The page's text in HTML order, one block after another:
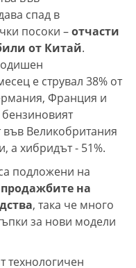
спад в
посоки –отчасти
от Китай.
е струвал 38% от
Франция и
Великобритания
а хибридът - 51%.
подложени на
на
, така че много
за нови модели
технологичен